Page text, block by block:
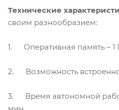
Технические
своим разнообразием:
1. Оперативная память – 1
2. Возможность
3. Время автономной